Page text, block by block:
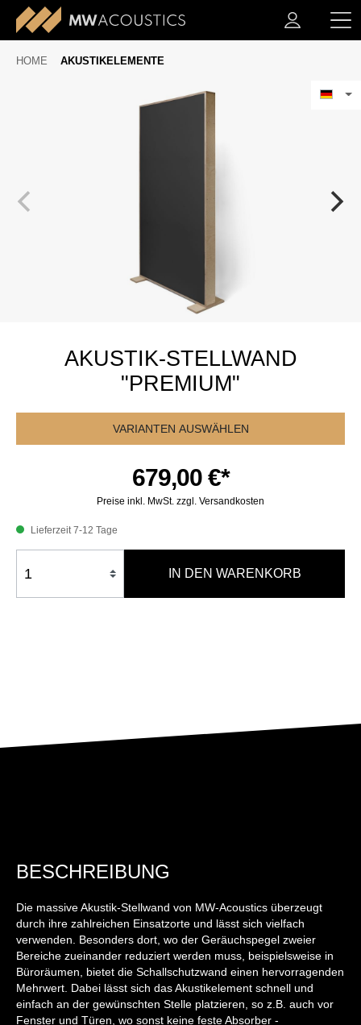
HOME AKUSTIKELEMENTE
AKUSTIK-STELLWAND
"PREMIUM"
VARIANTEN AUSWÄHLEN
679,00 €*
Preise inkl. MwSt. zzgl. Versandkosten
Lieferzeit 7-12 Tage
IN DEN WARENKORB
BESCHREIBUNG
Die massive Akustik-Stellwand von MW-Acoustics überzeugt
durch ihre zahlreichen Einsatzorte und lässt sich vielfach
verwenden. Besonders dort, wo der Geräuchspegel zweier
Bereiche zueinander reduziert werden muss, beispielsweise in
Büroräumen, bietet die Schallschutzwand einen hervorragenden
Mehrwert. Dabei lässt sich das Akustikelement schnell und
einfach an der gewünschten Stelle platzieren, so z.B. auch vor
Fenster und Türen, wo sonst keine feste Absorber -